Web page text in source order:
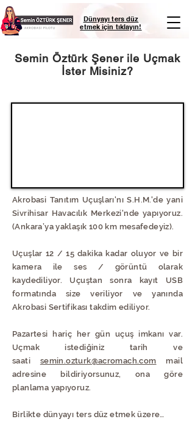
Dünyayı ters düz
etmek için tıklayın!
Semin Öztürk Şener ile Uçmak
İster Misiniz?
Akrobasi Tanıtım Uçuşları'nı S.H.M.'de yani
Sivrihisar Havacılık Merkezi'nde yapıyoruz.
(Ankara’ya yaklaşık 100 km mesafedeyiz).
Uçuşlar 12 / 15 dakika kadar oluyor ve bir
kamera ile ses / görüntü olarak
kaydediliyor. Uçuştan sonra kayıt USB
formatında size veriliyor ve yanında
Akrobasi Sertifikası takdim ediliyor.
Pazartesi hariç her gün uçuş imkanı var.
Uçmak istediğiniz tarih ve
saati semin.ozturk@acromach.com mail
adresine bildiriyorsunuz, ona göre
planlama yapıyoruz.
Birlikte dünyayı ters düz etmek üzere…